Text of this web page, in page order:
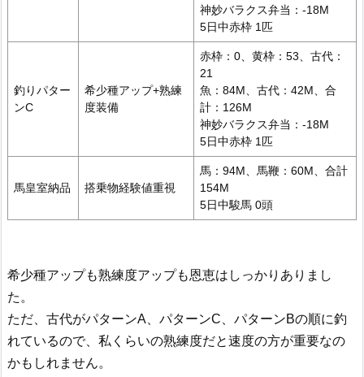
神妙バラクス弁当：-18M
5日中赤枠 1匹
釣りパター
ンC
希少種アップ+熟練
度装備
赤枠：0、黄枠：53、古代：
21
魚：84M、古代：42M、合
計：126M
神妙バラクス弁当：-18M
5日中赤枠 1匹
馬皇室納品 搭乗物経験値重視
馬：94M、馬鞭：60M、合計
154M
5日中駿馬 0頭
希少種アップも熟練度アップも恩恵はしっかりありまし
た。
ただ、古代がパターンA、パターンC、パターンBの順に釣
れているので、私くらいの熟練度だと速度の方が重要なの
かもしれません。